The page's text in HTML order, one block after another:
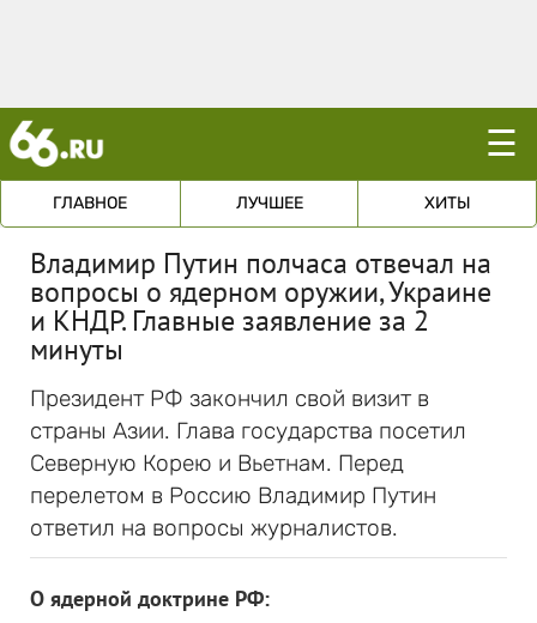
☰
ГЛАВНОЕ ЛУЧШЕЕ ХИТЫ
Владимир Путин полчаса отвечал на
вопросы о ядерном оружии, Украине
и КНДР. Главные заявление за 2
минуты
Президент РФ закончил свой визит в
страны Азии. Глава государства посетил
Северную Корею и Вьетнам. Перед
перелетом в Россию Владимир Путин
ответил на вопросы журналистов.
О ядерной доктрине РФ: